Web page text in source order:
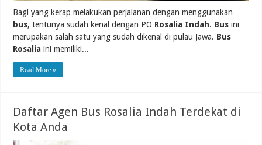
Bagi yang kerap melakukan perjalanan dengan menggunakan
bus, tentunya sudah kenal dengan PO Rosalia Indah. Bus ini
merupakan salah satu yang sudah dikenal di pulau Jawa. Bus
Rosalia ini memiliki...
Read More »
Daftar Agen Bus Rosalia Indah Terdekat di
Kota Anda